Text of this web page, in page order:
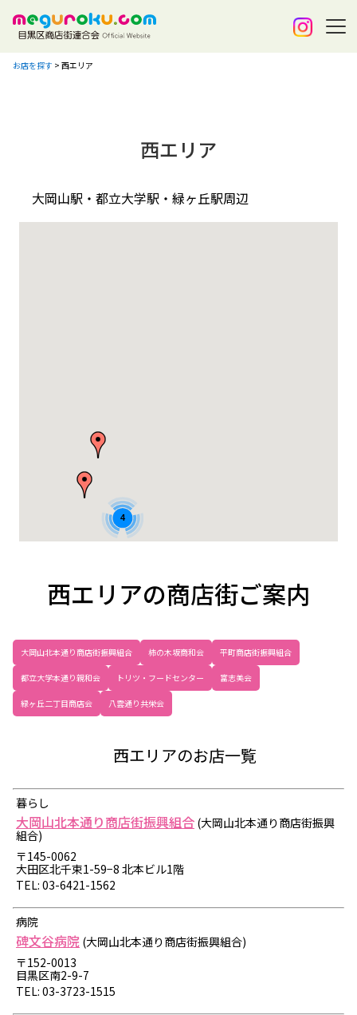
お店を探す > 西エリア
西エリア
大岡山駅・都立大学駅・緑ヶ丘駅周辺
4
西エリアの商店街ご案内
大岡山北本通り商店街振興組合 柿の木坂商和会 平町商店街振興組合
都立大学本通り親和会 トリツ・フードセンター 富志美会
緑ヶ丘二丁目商店会 八雲通り共栄会
西エリアのお店一覧
暮らし
大岡山北本通り商店街振興組合 (大岡山北本通り商店街振興
組合)
〒145-0062
大田区北千束1-59−8 北本ビル1階
TEL: 03-6421-1562
病院
碑文谷病院 (大岡山北本通り商店街振興組合)
〒152-0013
目黒区南2-9-7
TEL: 03-3723-1515